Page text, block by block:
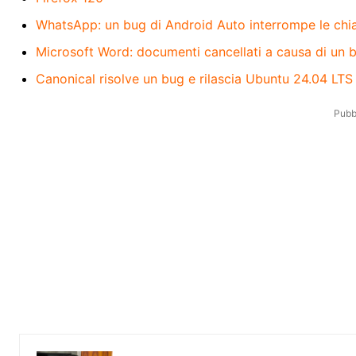
WhatsApp: un bug di Android Auto interrompe le
Microsoft Word: documenti cancellati a causa di un
Canonical risolve un bug e rilascia Ubuntu 24.04 LTS